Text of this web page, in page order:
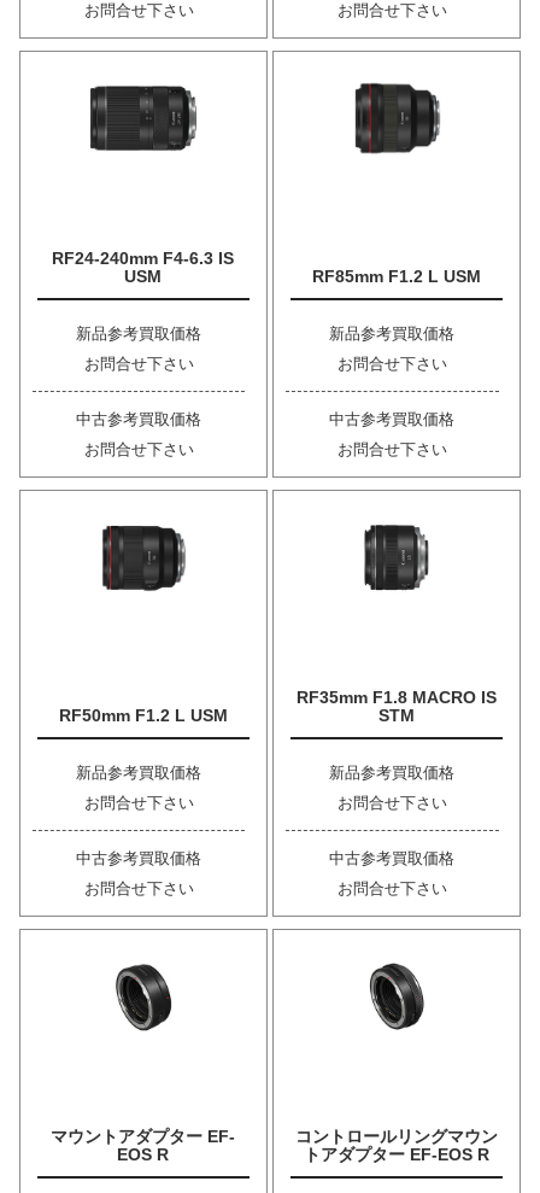
お問合せ下さい
お問合せ下さい
RF24-240mm F4-6.3 IS
USM
新品参考買取価格
お問合せ下さい
中古参考買取価格
お問合せ下さい
RF85mm F1.2 L USM
新品参考買取価格
お問合せ下さい
中古参考買取価格
お問合せ下さい
RF50mm F1.2 L USM
新品参考買取価格
お問合せ下さい
中古参考買取価格
お問合せ下さい
RF35mm F1.8 MACRO IS
STM
新品参考買取価格
お問合せ下さい
中古参考買取価格
お問合せ下さい
マウントアダプター EF-
EOS R
コントロールリングマウン
トアダプター EF-EOS R